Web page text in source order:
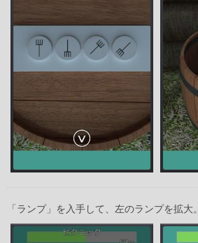
「ランプ」を入手して、左のランプを拡大。